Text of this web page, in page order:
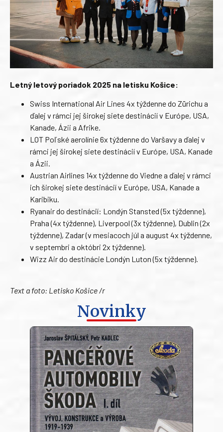
Letný letový poriadok 2025 na letisku Košice:
Swiss International Air Lines 4x týždenne do Zürichu a
ďalej v rámci jej širokej siete destinácií v Európe, USA,
Kanade, Ázii a Afrike.
LOT Poľské aerolínie 6x týždenne do Varšavy a ďalej v
rámci jej širokej siete destinácií v Európe, USA, Kanade
a Ázii.
Austrian Airlines 14x týždenne do Viedne a ďalej v rámci
ich širokej siete destinácií v Európe, USA, Kanade a
Karibiku.
Ryanair do destinácií: Londýn Stansted (5x týždenne),
Praha (4x týždenne), Liverpool (3x týždenne), Dublin (2x
týždenne), Zadar (v mesiacoch júl a august 4x týždenne,
v septembri a októbri 2x týždenne).
Wizz Air do destinácie Londýn Luton (5x týždenne).
Text a foto: Letisko Košice /r
Novinky